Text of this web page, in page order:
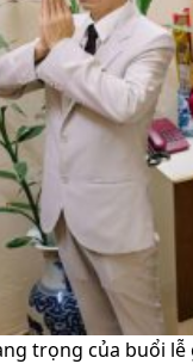
trọng của buổi